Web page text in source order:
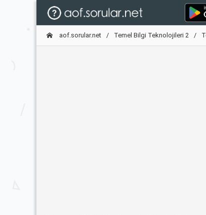
aof.sorular.net Temel Bilgi Teknolojileri 2